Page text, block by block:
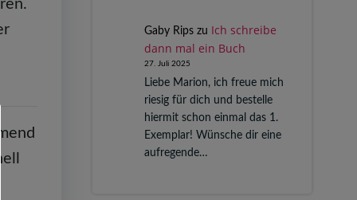
Gaby Rips zu Ich schreibe
dann mal ein Buch
27. Juli 2025
Liebe Marion, ich freue mich
riesig für dich und bestelle
hiermit schon einmal das 1.
Exemplar! Wünsche dir eine
aufregende…